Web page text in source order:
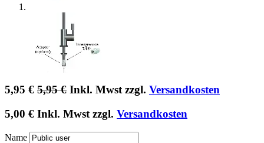
5,95 € 5,95€ Inkl. Mwst zzgl. Versandkosten
5,00 € Inkl. Mwst zzgl. Versandkosten
Name